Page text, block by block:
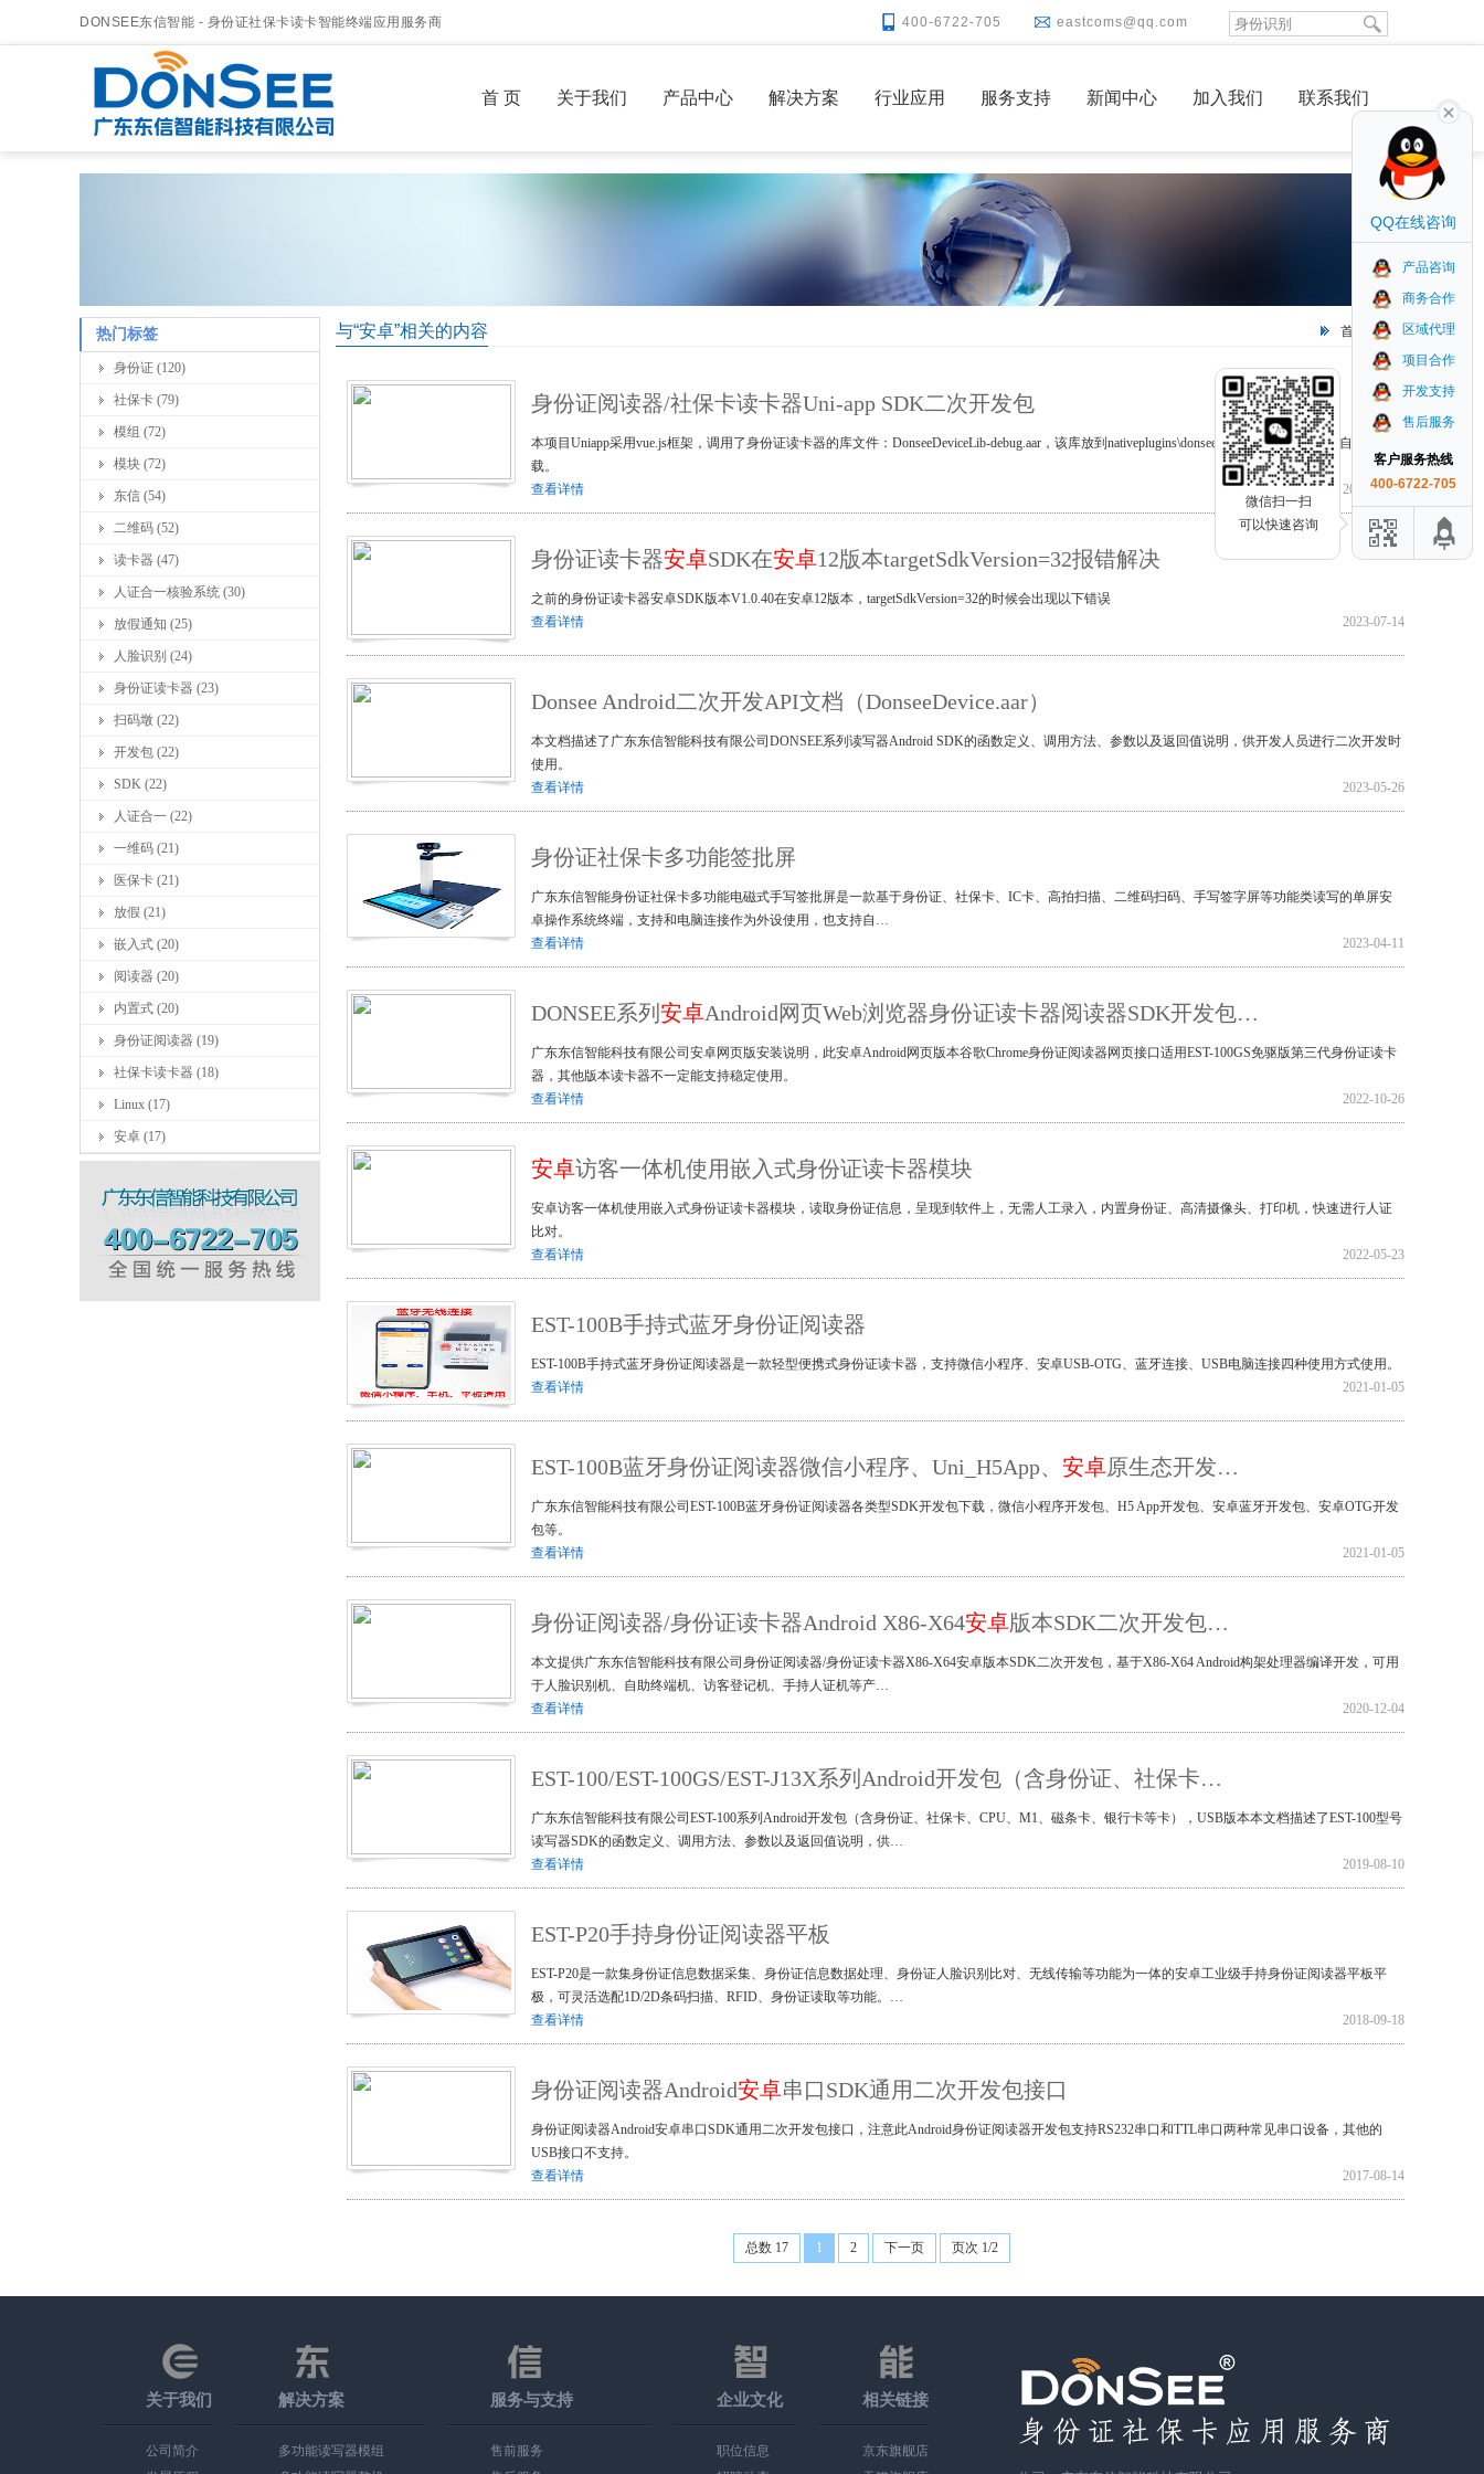
DONSEE东信智能 - 身份证社保卡读卡智能终端应用服务商 eastcoms@qq.com
400-6722-705
首 页 关于我们 产品中心 解决方案 行业应用 服务支持 新闻中心 加入我们 联系我们
热门标签
身份证 (120)
社保卡 (79)
模组 (72)
模块 (72)
东信 (54)
二维码 (52)
读卡器 (47)
人证合一核验系统 (30)
放假通知 (25)
人脸识别 (24)
身份证读卡器 (23)
扫码墩 (22)
开发包 (22)
SDK (22)
人证合一 (22)
一维码 (21)
医保卡 (21)
放假 (21)
嵌入式 (20)
阅读器 (20)
内置式 (20)
身份证阅读器 (19)
社保卡读卡器 (18)
Linux (17)
安卓 (17)
与“安卓”相关的内容 首页 标签
身份证阅读器/社保卡读卡器Uni-app SDK二次开发包
本项目Uniapp采用vue.js框架，调用了身份证读卡器的库文件：DonseeDeviceLib-debug.aar，该库放到nativeplugins\donsee-card\android，然后会自动加
载。
2023-12-07
查看详情
身份证读卡器安卓SDK在安卓12版本targetSdkVersion=32报错解决
之前的身份证读卡器安卓SDK版本V1.0.40在安卓12版本，targetSdkVersion=32的时候会出现以下错误
2023-07-14
查看详情
Donsee Android二次开发API文档（DonseeDevice.aar）
本文档描述了广东东信智能科技有限公司DONSEE系列读写器Android SDK的函数定义、调用方法、参数以及返回值说明，供开发人员进行二次开发时
使用。
2023-05-26
查看详情
身份证社保卡多功能签批屏
广东东信智能身份证社保卡多功能电磁式手写签批屏是一款基于身份证、社保卡、IC卡、高拍扫描、二维码扫码、手写签字屏等功能类读写的单屏安
卓操作系统终端，支持和电脑连接作为外设使用，也支持自…
2023-04-11
查看详情
DONSEE系列 安卓Android网页Web浏览器身份证读卡器阅读器SDK开发包…
广东东信智能科技有限公司安卓网页版安装说明，此安卓Android网页版本谷歌Chrome身份证阅读器网页接口适用EST-100GS免驱版第三代身份证读卡
器，其他版本读卡器不一定能支持稳定使用。
2022-10-26
查看详情
安卓访客一体机使用嵌入式身份证读卡器模块
安卓访客一体机使用嵌入式身份证读卡器模块，读取身份证信息，呈现到软件上，无需人工录入，内置身份证、高清摄像头、打印机，快速进行人证
比对。
2022-05-23
查看详情
EST-100B手持式蓝牙身份证阅读器
EST-100B手持式蓝牙身份证阅读器是一款轻型便携式身份证读卡器，支持微信小程序、安卓USB-OTG、蓝牙连接、USB电脑连接四种使用方式使用。
2021-01-05
查看详情
EST-100B蓝牙身份证阅读器微信小程序、Uni_H5App、 安卓原生态开发…
广东东信智能科技有限公司EST-100B蓝牙身份证阅读器各类型SDK开发包下载，微信小程序开发包、H5 App开发包、安卓蓝牙开发包、安卓OTG开发
包等。
2021-01-05
查看详情
身份证阅读器/身份证读卡器Android X86-X64安卓版本SDK二次开发包…
本文提供广东东信智能科技有限公司身份证阅读器/身份证读卡器X86-X64安卓版本SDK二次开发包，基于X86-X64 Android构架处理器编译开发，可用
于人脸识别机、自助终端机、访客登记机、手持人证机等产…
2020-12-04
查看详情
EST-100/EST-100GS/EST-J13X系列Android开发包（含身份证、社保卡…
广东东信智能科技有限公司EST-100系列Android开发包（含身份证、社保卡、CPU、M1、磁条卡、银行卡等卡），USB版本本文档描述了EST-100型号
读写器SDK的函数定义、调用方法、参数以及返回值说明，供…
2019-08-10
查看详情
EST-P20手持身份证阅读器平板
EST-P20是一款集身份证信息数据采集、身份证信息数据处理、身份证人脸识别比对、无线传输等功能为一体的安卓工业级手持身份证阅读器平板平
极，可灵活选配1D/2D条码扫描、RFID、身份证读取等功能。…
2018-09-18
查看详情
身份证阅读器Android安卓串口SDK通用二次开发包接口
身份证阅读器Android安卓串口SDK通用二次开发包接口，注意此Android身份证阅读器开发包支持RS232串口和TTL串口两种常见串口设备，其他的
USB接口不支持。
2017-08-14
查看详情
总数 17 1 2 下一页 页次 1/2
关于我们
公司简介
解决方案
多功能读写器模组
服务与支持
售前服务
企业文化
职位信息
相关链接
京东旗舰店
QQ在线咨询
产品咨询
商务合作
区域代理
项目合作
开发支持
售后服务
客户服务热线
400-6722-705
微信扫一扫
可以快速咨询